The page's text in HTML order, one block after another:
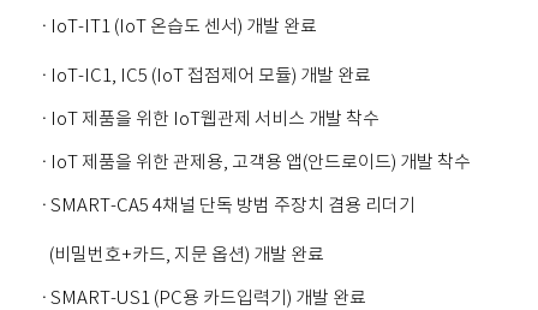
· IoT-IT1 (IoT 온습도 센서) 개발 완료
· IoT-IC1, IC5 (IoT 접점제어 모듈) 개발 완료
· IoT 제품을 위한 IoT웹관제 서비스 개발 착수
· IoT 제품을 위한 관제용, 고객용 앱(안드로이드) 개발 착수
· SMART-CA5 4채널 단독 방범 주장치 겸용 리더기
(비밀번호+카드, 지문 옵션) 개발 완료
· SMART-US1 (PC용 카드입력기) 개발 완료